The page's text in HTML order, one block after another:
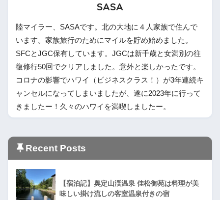
SASA
陸マイラー、SASAです。北の大地に４人家族で住んで
います。家族旅行のためにマイルを貯め始めました。
SFCとJGC保有しています。JGCは新千歳と女満別の往
復修行50回でクリアしました。意外と楽しかったです。
コロナの影響でハワイ（ビジネスクラス！）が3年連続キ
ャンセルになってしまいましたが、遂に2023年に行って
きましたー！久々のハワイを満喫しましたー。
Recent Posts
【宿泊記】奥定山渓温泉 佳松御苑は料理が美
味しい掛け流しの客室温泉付きの宿